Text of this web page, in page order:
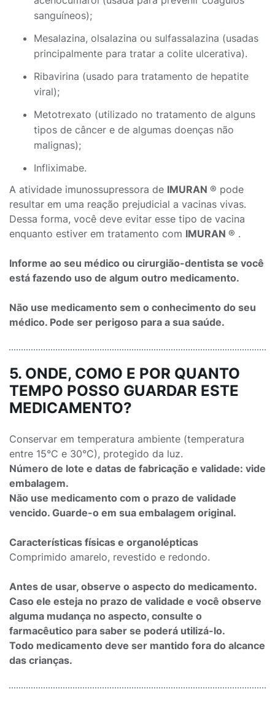
sanguíneos);
Mesalazina, olsalazina ou sulfassalazina (usadas
principalmente para tratar a colite ulcerativa).
Ribavirina (usado para tratamento de hepatite
viral);
Metotrexato (utilizado no tratamento de alguns
tipos de câncer e de algumas doenças não
malignas);
Infliximabe.
A atividade imunossupressora de IMURAN ® pode
resultar em uma reação prejudicial a vacinas vivas.
Dessa forma, você deve evitar esse tipo de vacina
enquanto estiver em tratamento com IMURAN ® .
Informe ao seu médico ou cirurgião-dentista se você
está fazendo uso de algum outro medicamento.
Não use medicamento sem o conhecimento do seu
médico. Pode ser perigoso para a sua saúde.
5. ONDE, COMO E POR QUANTO
TEMPO POSSO GUARDAR ESTE
MEDICAMENTO?
Conservar em temperatura ambiente (temperatura
entre 15°C e 30°C), protegido da luz.
Número de lote e datas de fabricação e validade: vide
embalagem.
Não use medicamento com o prazo de validade
vencido. Guarde-o em sua embalagem original.
Características físicas e organolépticas
Comprimido amarelo, revestido e redondo.
Antes de usar, observe o aspecto do medicamento.
Caso ele esteja no prazo de validade e você observe
alguma mudança no aspecto, consulte o
farmacêutico para saber se poderá utilizá-lo.
Todo medicamento deve ser mantido fora do alcance
das crianças.